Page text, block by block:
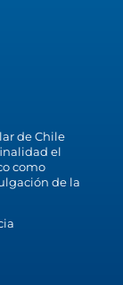
de Chile
el
como
de la